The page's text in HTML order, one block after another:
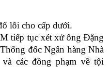
lỗi cho cấp dưới.
tiếp tục xét xử ông Đặng
đốc Ngân hàng Nhà
các đồng phạm về tội